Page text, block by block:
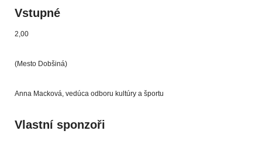
Vstupné
2,00
(Mesto Dobšiná)
Anna Macková, vedúca odboru kultúry a športu
Vlastní sponzoři